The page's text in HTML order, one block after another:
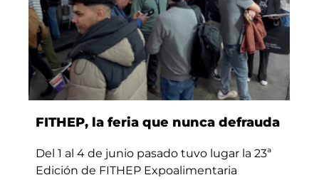
FITHEP, la feria que nunca defrauda
Del 1 al 4 de junio pasado tuvo lugar la 23ª
Edición de FITHEP Expoalimentaria